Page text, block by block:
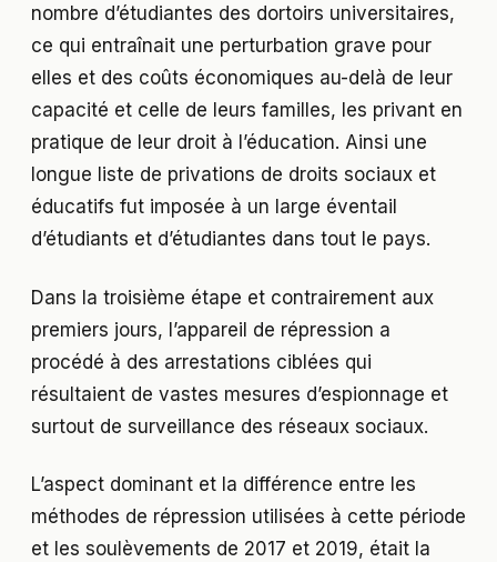
nombre d’étudiantes des dortoirs universitaires,
ce qui entraînait une perturbation grave pour
elles et des coûts économiques au-delà de leur
capacité et celle de leurs familles, les privant en
pratique de leur droit à l’éducation. Ainsi une
longue liste de privations de droits sociaux et
éducatifs fut imposée à un large éventail
d’étudiants et d’étudiantes dans tout le pays.
Dans la troisième étape et contrairement aux
premiers jours, l’appareil de répression a
procédé à des arrestations ciblées qui
résultaient de vastes mesures d’espionnage et
surtout de surveillance des réseaux sociaux.
L’aspect dominant et la différence entre les
méthodes de répression utilisées à cette période
et les soulèvements de 2017 et 2019, était la